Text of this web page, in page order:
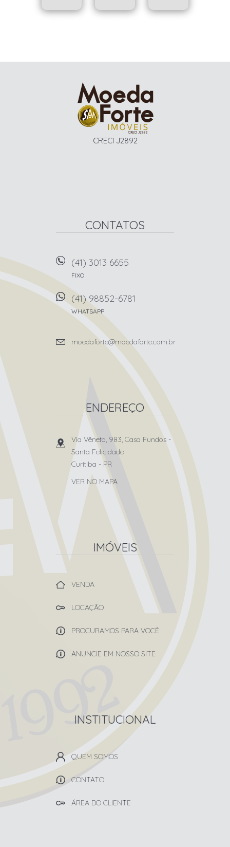
CRECI J2892
CONTATOS
(41) 3013 6655
FIXO
(41) 98852-6781
WHATSAPP
moedaforte@moedaforte.com.br
ENDEREÇO
Via Vêneto, 983, Casa Fundos -
Santa Felicidade
Curitiba - PR
VER NO MAPA
IMÓVEIS
VENDA
LOCAÇÃO
PROCURAMOS PARA VOCÊ
ANUNCIE EM NOSSO SITE
INSTITUCIONAL
QUEM SOMOS
CONTATO
ÁREA DO CLIENTE